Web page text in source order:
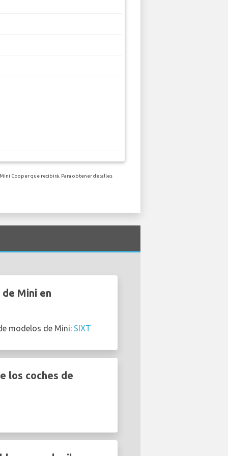
Cooper que recibirá. Para obtener detalles
Mini en
modelos de Mini: SIXT
los coches de